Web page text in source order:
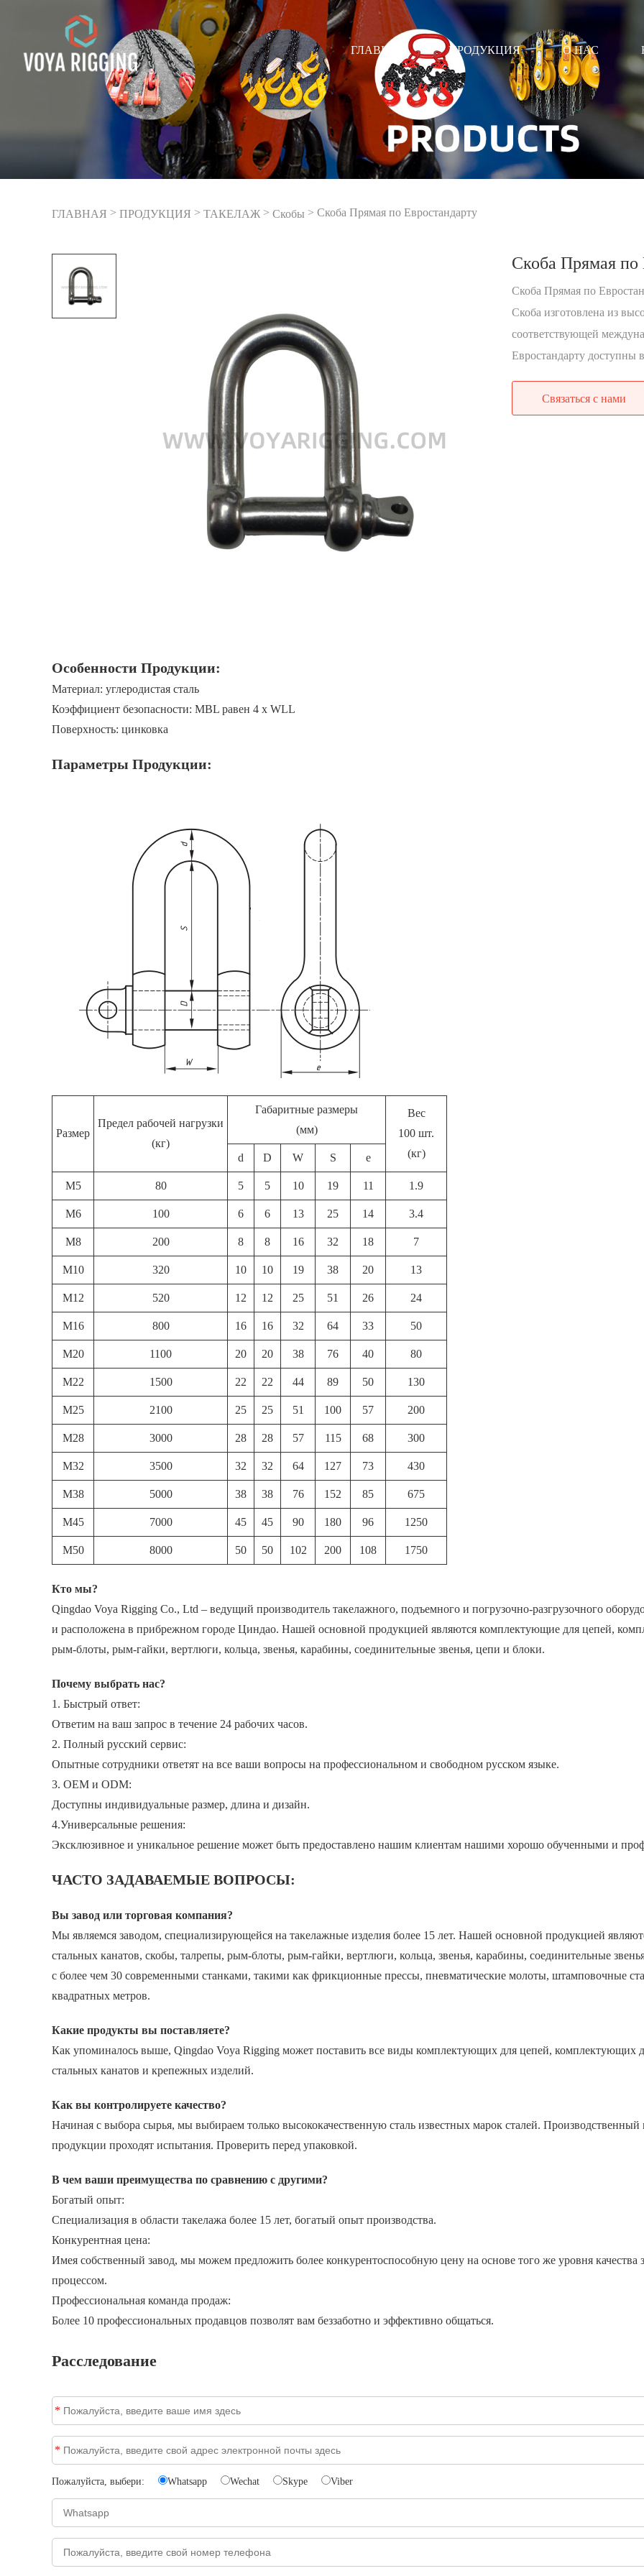
ГЛАВНАЯ ПРОДУКЦИЯ О НАС
ГЛАВНАЯ > ПРОДУКЦИЯ > ТАКЕЛАЖ > Скобы > Скоба Прямая по Евростандарту
Скоба Прямая по
Скоба Прямая по
Скоба изготовлена из
соответствующей
Евростандарту доступны
Связаться с нами
Особенности Продукции:
Материал: углеродистая сталь
Коэффициент безопасности: MBL равен 4 x WLL
Поверхность: цинковка
Параметры Продукции:
Размер
Предел рабочей нагрузки
(кг)
Габаритные размеры
(мм)
Вес
100 шт.
(кг)
d D W S e
M5 80 5 5 10 19 11 1.9
M6 100 6 6 13 25 14 3.4
M8 200 8 8 16 32 18 7
M10 320 10 10 19 38 20 13
M12 520 12 12 25 51 26 24
M16 800 16 16 32 64 33 50
M20 1100 20 20 38 76 40 80
M22 1500 22 22 44 89 50 130
M25 2100 25 25 51 100 57 200
M28 3000 28 28 57 115 68 300
M32 3500 32 32 64 127 73 430
M38 5000 38 38 76 152 85 675
M45 7000 45 45 90 180 96 1250
M50 8000 50 50 102 200 108 1750
Кто мы?
Qingdao Voya Rigging Co., Ltd – ведущий производитель такелажного, подъемного и погрузочно-разгрузочного
и расположена в прибрежном городе Циндао. Нашей основной продукцией являются комплектующие для цепей,
рым-блоты, рым-гайки, вертлюги, кольца, звенья, карабины, соединительные звенья, цепи и блоки.
Почему выбрать нас?
1. Быстрый ответ:
Ответим на ваш запрос в течение 24 рабочих часов.
2. Полный русский сервис:
Опытные сотрудники ответят на все ваши вопросы на профессиональном и свободном русском языке.
3. OEM и ODM:
Доступны индивидуальные размер, длина и дизайн.
4.Универсальные решения:
Эксклюзивное и уникальное решение может быть предоставлено нашим клиентам нашими хорошо обученными и
ЧАСТО ЗАДАВАЕМЫЕ ВОПРОСЫ:
Вы завод или торговая компания?
Мы являемся заводом, специализирующейся на такелажные изделия более 15 лет. Нашей основной продукцией
стальных канатов, скобы, талрепы, рым-блоты, рым-гайки, вертлюги, кольца, звенья, карабины, соединительные
с более чем 30 современными станками, такими как фрикционные прессы, пневматические молоты, штамповочные
квадратных метров.
Какие продукты вы поставляете?
Как упоминалось выше, Qingdao Voya Rigging может поставить все виды комплектующих для цепей, комплектующих
стальных канатов и крепежных изделий.
Как вы контролируете качество?
Начиная с выбора сырья, мы выбираем только высококачественную сталь известных марок сталей. Производственный
продукции проходят испытания. Проверить перед упаковкой.
В чем ваши преимущества по сравнению с другими?
Богатый опыт:
Специализация в области такелажа более 15 лет, богатый опыт производства.
Конкурентная цена:
Имея собственный завод, мы можем предложить более конкурентоспособную цену на основе того же уровня качества
процессом.
Профессиональная команда продаж:
Более 10 профессиональных продавцов позволят вам беззаботно и эффективно общаться.
Расследование
*
*
Пожалуйста, выбери: Whatsapp Wechat Skype Viber